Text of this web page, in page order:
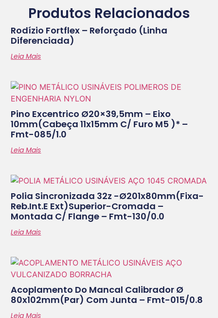
Produtos Relacionados
Rodízio Fortflex – Reforçado (Linha
Diferenciada)
Leia Mais
Pino Excentrico Ø20×39,5mm – Eixo
10mm(cabeça 11x15mm C/ Furo M5 )* –
Fmt-085/1.0
Leia Mais
Polia Sincronizada 32z -ø201x80mm(fixa-
Reb.int.e Ext)superior-Cromada –
Montada C/ Flange – Fmt-130/0.0
Leia Mais
Acoplamento Do Mancal Calibrador Ø
80x102mm(par) Com Junta – Fmt-015/0.8
Leia Mais